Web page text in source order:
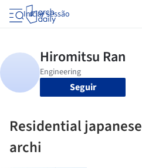
Iniciar sessão
Seguir
Residential japanese
archi